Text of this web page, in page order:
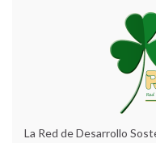
La Red de Desarrollo